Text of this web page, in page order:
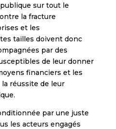
sur tout le
la fracture
et les
tailles doivent donc
par des
de leur donner
financiers et les
réussite de leur
par une juste
les acteurs engagés